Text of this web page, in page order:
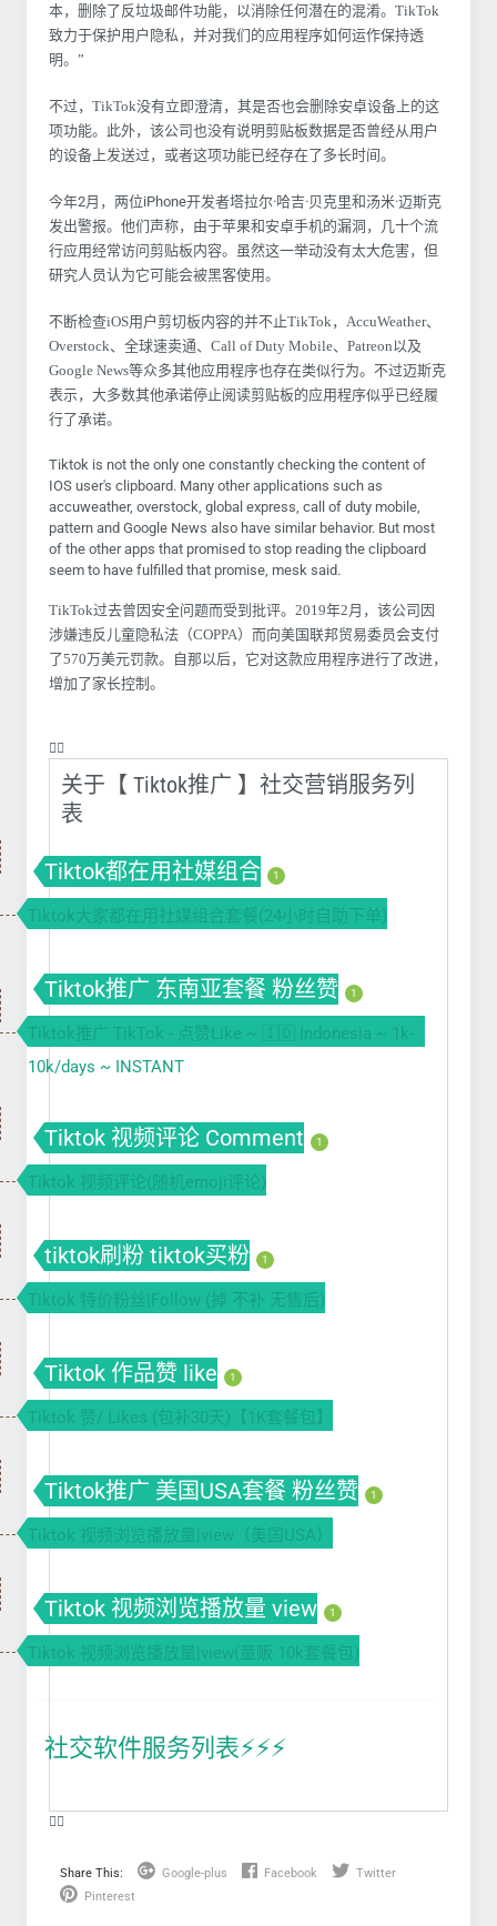
本，删除了反垃圾邮件功能，以消除任何潜在的混淆。TikTok
致力于保护用户隐私，并对我们的应用程序如何运作保持透
明。”
不过，TikTok没有立即澄清，其是否也会删除安卓设备上的这
项功能。此外，该公司也没有说明剪贴板数据是否曾经从用户
的设备上发送过，或者这项功能已经存在了多长时间。
今年2月，两位iPhone开发者塔拉尔·哈吉·贝克里和汤米·迈斯克
发出警报。他们声称，由于苹果和安卓手机的漏洞，几十个流
行应用经常访问剪贴板内容。虽然这一举动没有太大危害，但
研究人员认为它可能会被黑客使用。
不断检查iOS用户剪切板内容的并不止TikTok，AccuWeather、
Overstock、全球速卖通、Call of Duty Mobile、Patreon以及
Google News等众多其他应用程序也存在类似行为。不过迈斯克
表示，大多数其他承诺停止阅读剪贴板的应用程序似乎已经履
行了承诺。
Tiktok is not the only one constantly checking the content of
IOS user's clipboard. Many other applications such as
accuweather, overstock, global express, call of duty mobile,
pattern and Google News also have similar behavior. But most
of the other apps that promised to stop reading the clipboard
seem to have fulfilled that promise, mesk said.
TikTok过去曾因安全问题而受到批评。2019年2月，该公司因
涉嫌违反儿童隐私法（COPPA）而向美国联邦贸易委员会支付
了570万美元罚款。自那以后，它对这款应用程序进行了改进，
增加了家长控制。
❤️‍🔥
关于【 Tiktok推广 】社交营销服务列
表
Tiktok都在用社媒组合 1
Tiktok大家都在用社媒组合套餐(24小时自助下单)
Tiktok推广 东南亚套餐 粉丝赞 1
Tiktok推广 TikTok - 点赞Like ~ 🇮🇩 Indonesia ~ 1k-
10k/days ~ INSTANT
Tiktok 视频评论 Comment 1
Tiktok 视频评论(随机emoji评论)
tiktok刷粉 tiktok买粉 1
Tiktok 特价粉丝|Follow (掉 不补 无售后)
Tiktok 作品赞 like 1
Tiktok 赞/ Likes (包补30天)【1K套餐包】
Tiktok推广 美国USA套餐 粉丝赞 1
Tiktok 视频浏览播放量|view（美国USA）
Tiktok 视频浏览播放量 view 1
Tiktok 视频浏览播放量|view(量贩 10k套餐包)
社交软件服务列表⚡️⚡️⚡️
❤️‍🔥
Share This: Google-plus Facebook
Twitter
Pinterest